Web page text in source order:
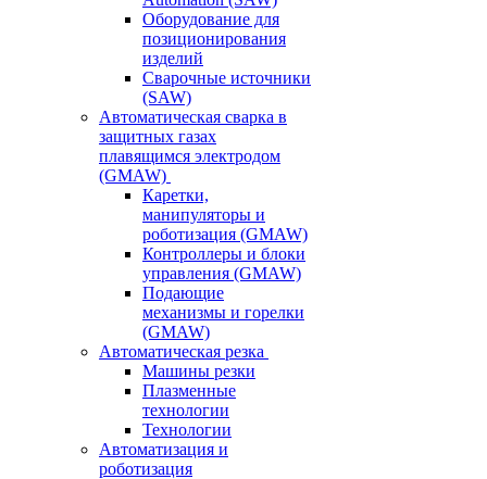
Оборудование для
позиционирования
изделий
Сварочные источники
(SAW)
Автоматическая сварка в
защитных газах
плавящимся электродом
(GMAW)
Каретки,
манипуляторы и
роботизация (GMAW)
Контроллеры и блоки
управления (GMAW)
Подающие
механизмы и горелки
(GMAW)
Автоматическая резка
Машины резки
Плазменные
технологии
Технологии
Автоматизация и
роботизация